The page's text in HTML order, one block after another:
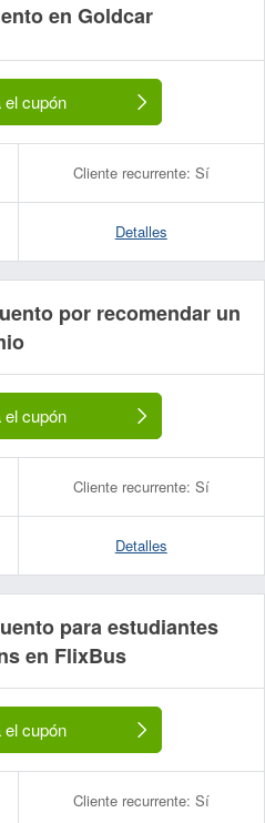
en Goldcar
el cupón
Cliente recurrente: Sí
Detalles
por recomendar un
el cupón
Cliente recurrente: Sí
Detalles
para estudiantes
en FlixBus
el cupón
Cliente recurrente: Sí